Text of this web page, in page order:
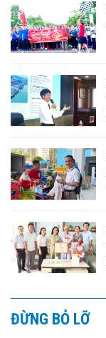
ĐỪNG BỎ LỠ